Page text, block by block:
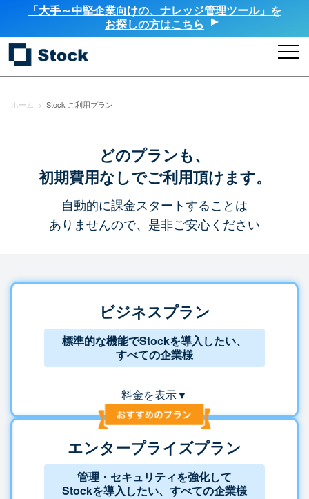
「大手～中堅企業向けの、ナレッジ管理ツール」を
お探しの方はこちら
ホーム > Stock ご利用プラン
どのプランも、
初期費用なしでご利用頂けます。
自動的に課金スタートすることは
ありませんので、是非ご安心ください
ビジネスプラン
標準的な機能でStockを導入したい、
すべての企業様
料金を表示▼
エンタープライズプラン
管理・セキュリティを強化して
Stockを導入したい、すべての企業様